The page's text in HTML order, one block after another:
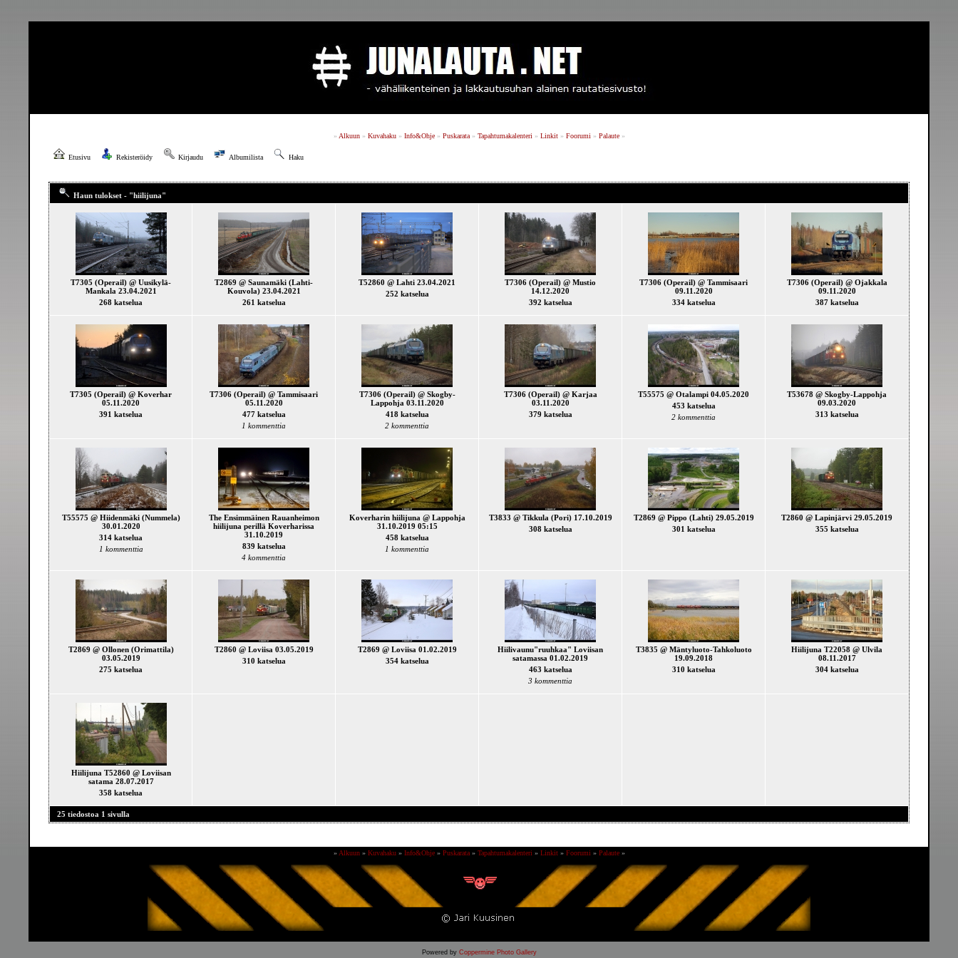
» Alkuun» Kuvahaku» Info&Ohje» Puskarata» Tapahtumakalenteri » Linkit» Foorumi » Palaute»
Etusivu Rekisteröidy Kirjaudu Albumilista Haku
Haun tulokset - "hiilijuna"
T7305 (Operail) @ Uusikylä-
Mankala 23.04.2021
268 katselua
T2869 @ Saunamäki (Lahti-
Kouvola) 23.04.2021
261 katselua
T52860 @ Lahti 23.04.2021
252 katselua
T7306 (Operail) @ Mustio
14.12.2020
392 katselua
T7306 (Operail) @ Tammisaari
09.11.2020
334 katselua
T7306 (Operail) @ Ojakkala
09.11.2020
387 katselua
T7305 (Operail) @ Koverhar
05.11.2020
391 katselua
T7306 (Operail) @ Tammisaari
05.11.2020
477 katselua
1 kommenttia
T7306 (Operail) @ Skogby-
Lappohja 03.11.2020
418 katselua
2 kommenttia
T7306 (Operail) @ Karjaa
03.11.2020
379 katselua
T55575 @ Otalampi 04.05.2020
453 katselua
2 kommenttia
T53678 @ Skogby-Lappohja
09.03.2020
313 katselua
T55575 @ Hiidenmäki (Nummela)
30.01.2020
314 katselua
1 kommenttia
The Ensimmäinen Rauanheimon
hiilijuna perillä Koverharissa
31.10.2019
839 katselua
4 kommenttia
Koverharin hiilijuna @ Lappohja
31.10.2019 05:15
458 katselua
1 kommenttia
T3833 @ Tikkula (Pori) 17.10.2019
308 katselua
T2869 @ Pippo (Lahti) 29.05.2019
301 katselua
T2860 @ Lapinjärvi 29.05.2019
355 katselua
T2869 @ Ollonen (Orimattila)
03.05.2019
275 katselua
T2860 @ Loviisa 03.05.2019
310 katselua
T2869 @ Loviisa 01.02.2019
354 katselua
Hiilivaunu"ruuhkaa" Loviisan
satamassa 01.02.2019
463 katselua
3 kommenttia
T3835 @ Mäntyluoto-Tahkoluoto
19.09.2018
310 katselua
Hiilijuna T22058 @ Ulvila
08.11.2017
304 katselua
Hiilijuna T52860 @ Loviisan
satama 28.07.2017
358 katselua
25 tiedostoa 1 sivulla
» Alkuun» Kuvahaku» Info&Ohje» Puskarata» Tapahtumakalenteri » Linkit» Foorumi » Palaute»
Powered by Coppermine Photo Gallery